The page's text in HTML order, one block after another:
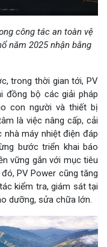
công tác an toàn vệ
năm 2025 nhận bằng
trong thời gian tới, PV
đồng bộ các giải pháp
con người và thiết bị
là việc nâng cấp, cải
máy nhiệt điện đáp
bước triển khai báo
vững gắn với mục tiêu
PV Power cũng tăng
kiểm tra, giám sát tại
dưỡng, sửa chữa lớn.